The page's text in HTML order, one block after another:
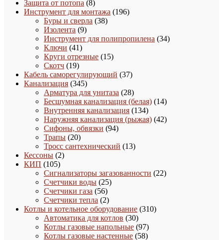
Защита от потопа 88
товаров
Инструмент для монтажа 196196
Буры и сверла 3838
Изолента 99
товаров
Инструмент для полипропилена 3434
Ключи 4141
товар
Круги отрезные 1515
Скотч 1919
товаров
Кабель саморегулирующий 3737
Канализация 345345
товаров
Арматура для унитаза 2828
товаров
Бесшумная канализация (белая) 1414
Внутренняя канализация 134134
товара
Наружняя канализация (рыжая) 4242
Сифоны, обвязки 9494
Трапы 2020
товаров
Тросс сантехнический 1313
Кессоны 22
КИП 105105
товаров
Сигнализаторы загазованности 2222
Счетчики воды 2525
Счетчики газа 5656
товаров
Счетчики тепла 22
товара
Котлы и котельное оборудование 310310
Автоматика для котлов 3030
товаров
Котлы газовые напольные 9797
товаров
Котлы газовые настенные 5858